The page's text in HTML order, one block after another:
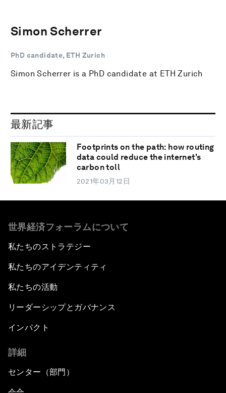
Simon Scherrer
PhD candidate, ETH Zurich
Simon Scherrer is a PhD candidate at ETH Zurich
最新記事
Footprints on the path: how routing
data could reduce the internet's
carbon toll
2021年03月12日
世界経済フォーラムについて
私たちのストラテジー
私たちのアイデンティティ
私たちの活動
リーダーシップとガバナンス
インパクト
詳細
センター（部門）